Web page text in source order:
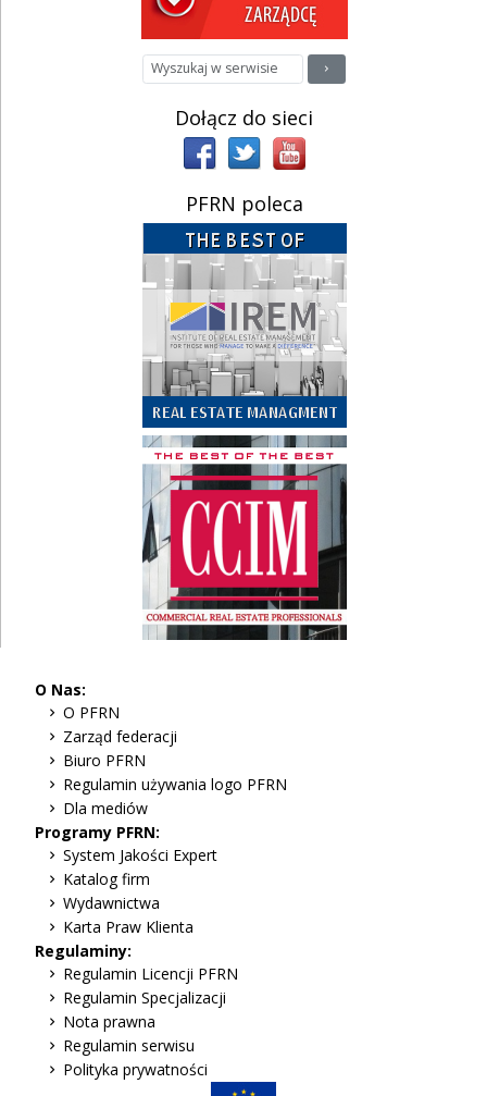
Dołącz do sieci
PFRN poleca
O Nas:
O PFRN
Zarząd federacji
Biuro PFRN
Regulamin używania logo PFRN
Dla mediów
Programy PFRN:
System Jakości Expert
Katalog firm
Wydawnictwa
Karta Praw Klienta
Regulaminy:
Regulamin Licencji PFRN
Regulamin Specjalizacji
Nota prawna
Regulamin serwisu
Polityka prywatności